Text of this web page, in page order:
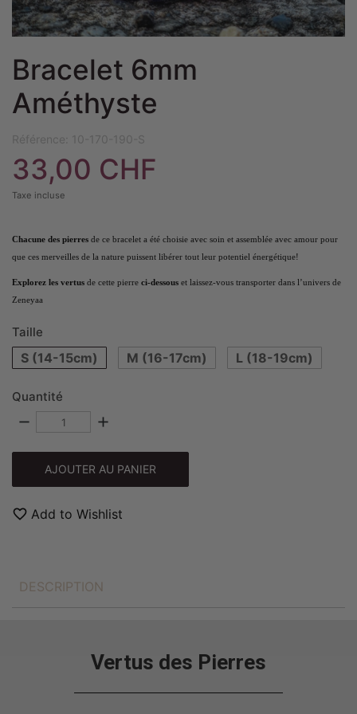
Bracelet 6mm
Améthyste
Référence: 10-170-190-S
33,00 CHF
Taxe incluse
Chacune des pierres de ce bracelet a été choisie avec soin et assemblée avec amour pour
que ces merveilles de la nature puissent libérer tout leur potentiel énergétique!
Explorez les vertus de cette pierre ci-dessous et laissez-vous transporter dans l’univers de
Zeneyaa
Taille
S (14-15cm) M (16-17cm) L (18-19cm)
Quantité
remove add
AJOUTER AU PANIER
favorite_border Add to Wishlist
DESCRIPTION
Vertus des Pierres